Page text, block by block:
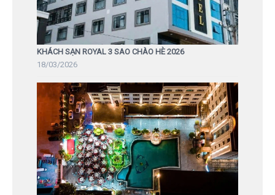
KHÁCH SẠN ROYAL 3 SAO CHÀO HÈ 2026
18/03/2026